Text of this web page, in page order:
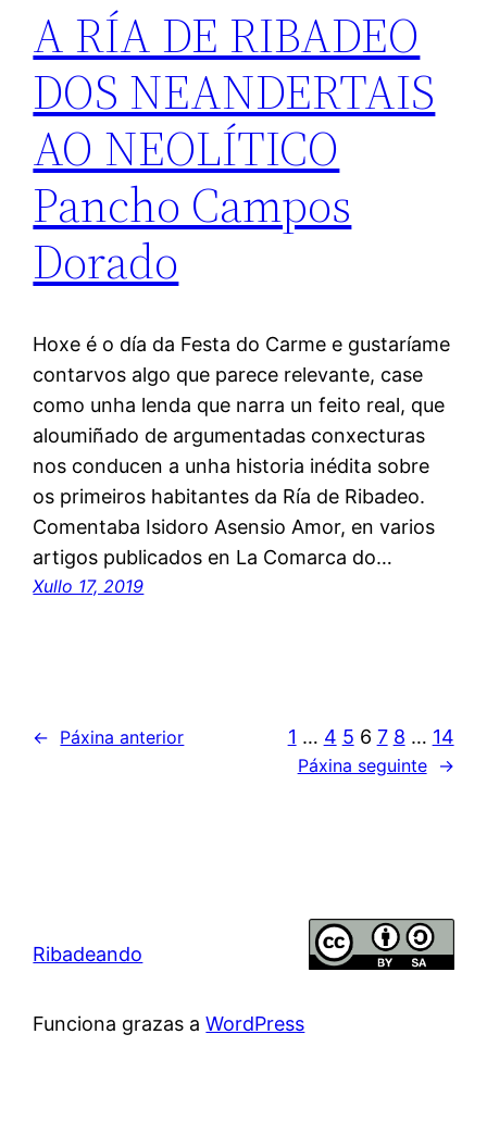
A RÍA DE RIBADEO
DOS NEANDERTAIS
AO NEOLÍTICO
Pancho Campos
Dorado
Hoxe é o día da Festa do Carme e gustaríame
contarvos algo que parece relevante, case
como unha lenda que narra un feito real, que
aloumiñado de argumentadas conxecturas
nos conducen a unha historia inédita sobre
os primeiros habitantes da Ría de Ribadeo.
Comentaba Isidoro Asensio Amor, en varios
artigos publicados en La Comarca do…
Xullo 17, 2019
← Páxina anterior 1 … 4 5 6 7 8 … 14
Páxina seguinte →
Ribadeando
Funciona grazas aWordPress